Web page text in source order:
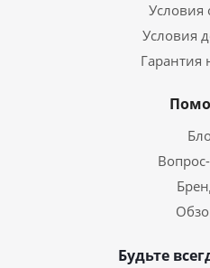
Условия
Условия
Гарантия
Будьте